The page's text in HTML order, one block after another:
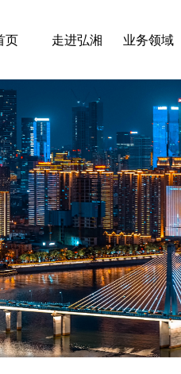
页 走进弘湘 业务领域